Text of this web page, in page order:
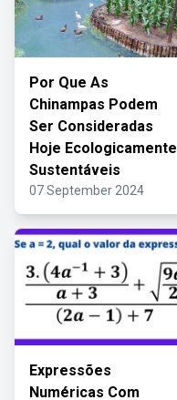
Por Que As
Chinampas Podem
Ser Consideradas
Hoje Ecologicamente
Sustentáveis
07 September 2024
Expressões
Numéricas Com